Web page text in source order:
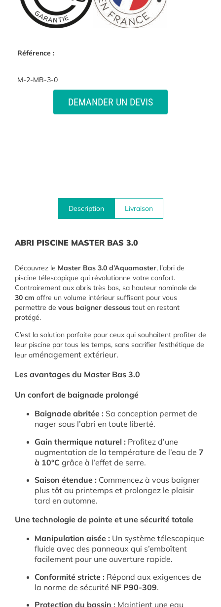
Référence :
M-2-MB-3-0
DEMANDER UN DEVIS
Description Livraison
ABRI PISCINE MASTER BAS 3.0
Découvrez le Master Bas 3.0 d’Aquamaster, l’abri de
piscine télescopique qui révolutionne votre confort.
Contrairement aux abris très bas, sa hauteur nominale de
30 cm offre un volume intérieur suffisant pour vous
permettre de vous baigner dessous tout en restant
protégé.
C’est la solution parfaite pour ceux qui souhaitent profiter de
leur piscine par tous les temps, sans sacrifier l’esthétique de
leur aménagement extérieur.
Les avantages du Master Bas 3.0
Un confort de baignade prolongé
Baignade abritée : Sa conception permet de
nager sous l’abri en toute liberté.
Gain thermique naturel : Profitez d’une
augmentation de la température de l’eau de 7
à 10°C grâce à l’effet de serre.
Saison étendue : Commencez à vous baigner
plus tôt au printemps et prolongez le plaisir
tard en automne.
Une technologie de pointe et une sécurité totale
Manipulation aisée : Un système télescopique
fluide avec des panneaux qui s’emboîtent
facilement pour une ouverture rapide.
Conformité stricte : Répond aux exigences de
la norme de sécurité NF P90-309.
Protection du bassin : Maintient une eau